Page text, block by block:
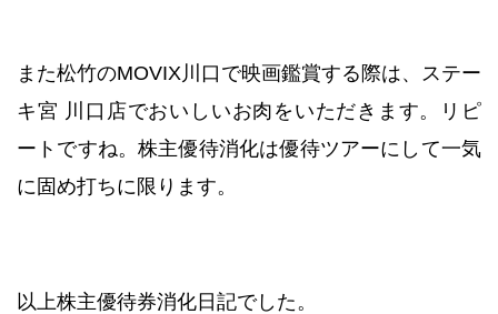
また松竹のMOVIX川口で映画鑑賞する際は、ステー
キ宮 川口店でおいしいお肉をいただきます。リピ
ートですね。株主優待消化は優待ツアーにして一気
に固め打ちに限ります。
以上株主優待券消化日記でした。